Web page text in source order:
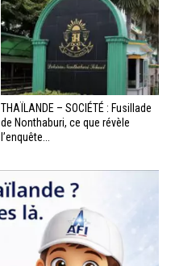
THAÏLANDE – SOCIÉTÉ : Fusillade
de Nonthaburi, ce que révèle
l’enquête...